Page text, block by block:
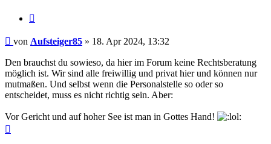
Beitrag
von Aufsteiger85 » 18. Apr 2024, 13:32
Den brauchst du sowieso, da hier im Forum keine Rechtsberatung
möglich ist. Wir sind alle freiwillig und privat hier und können nur
mutmaßen. Und selbst wenn die Personalstelle so oder so
entscheidet, muss es nicht richtig sein. Aber:
Vor Gericht und auf hoher See ist man in Gottes Hand!